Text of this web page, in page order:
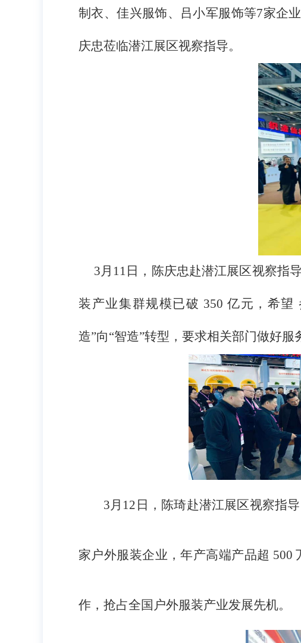
制衣、佳兴服饰、吕小军服饰等7家企
庆忠莅临潜江展区视察指导。
3月11日，陈庆忠赴潜江展区视察指
装产业集群规模已破 350 亿元，希
造”向“智造”转型，要求相关部门做好服
3月12日，陈琦赴潜江展区视察指
家户外服装企业，年产高端产品超 500
作，抢占全国户外服装产业发展先机。